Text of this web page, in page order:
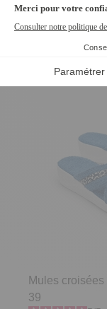
Nous
Mules
39